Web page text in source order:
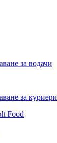
за водачи
за куриери
Food